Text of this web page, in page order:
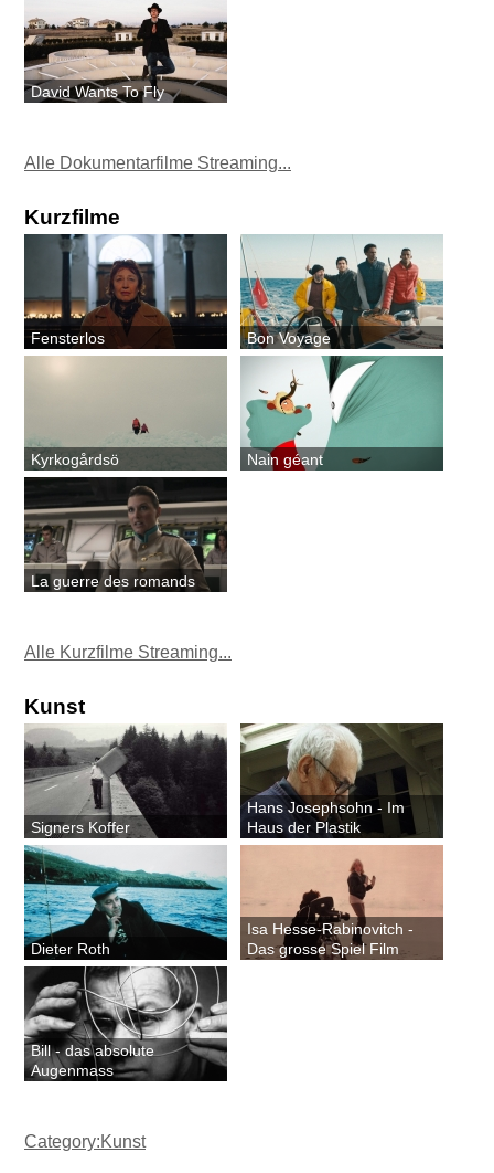
David Wants To Fly
Alle Dokumentarfilme Streaming...
Kurzfilme
Fensterlos Bon Voyage
Kyrkogårdsö Nain géant
La guerre des romands
Alle Kurzfilme Streaming...
Kunst
Signers Koffer
Hans Josephsohn - Im
Haus der Plastik
Dieter Roth
Isa Hesse-Rabinovitch -
Das grosse Spiel Film
Bill - das absolute
Augenmass
Category:Kunst